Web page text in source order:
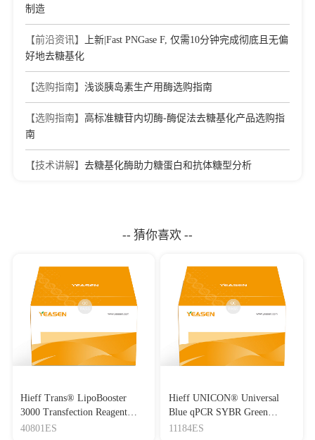
Proactive Hemocompatibility Platform Initiated by PAMAM
Journal：MOLECULAR PHARMACEUTICS | DOI：
10.1021/acs.molpharmaceut.2c00736
制造
【前沿资讯】
上新|Fast PNGase F, 仅需10分钟完成彻底且无偏
好地去糖基化
【选购指南】 浅谈胰岛素生产用酶选购指南
【选购指南】 高标准糖苷内切酶-酶促法去糖基化产品选购指
南
【技术讲解】 去糖基化酶助力糖蛋白和抗体糖型分析
-- 猜你喜欢 --
Hieff Trans® LipoBooster
3000 Transfection Reagent
Lipo3000转染试剂
40801ES
Hieff UNICON® Universal
Blue qPCR SYBR Green
Master Mix
11184ES